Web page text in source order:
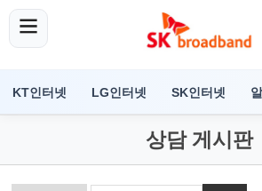
KT인터넷 LG인터넷 SK인터넷
상담 게시판